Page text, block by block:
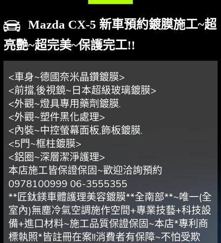
Mazda CX-5 新車預約鍍膜施工~超
亮艷~超完美~保護完工!!
<車身~德國奈米晶鑽鍍膜>
<前擋,後視鏡~日本超級玻璃鍍膜>
<外觀~燈具專用藥劑鍍膜.
<外觀~塑件黑化處理>
<內裝~中控螢幕面板,飾板鍍膜.
<5門~框柱鍍膜>
<鋁圈~深層潔淨護理>
本店施工皆保證保固~歡迎洽詢預約
0978100999 06-3555355
**匠鈦鎂車體護理美容鍍膜**全南部**~唯一(全
室內)無塵冷氣空調施作空間+專業技藝+科技設
備+進口材料~施工品質保證保固~本店*專利商
標執照*皆註冊在案!!消費者有保障~不怕受欺